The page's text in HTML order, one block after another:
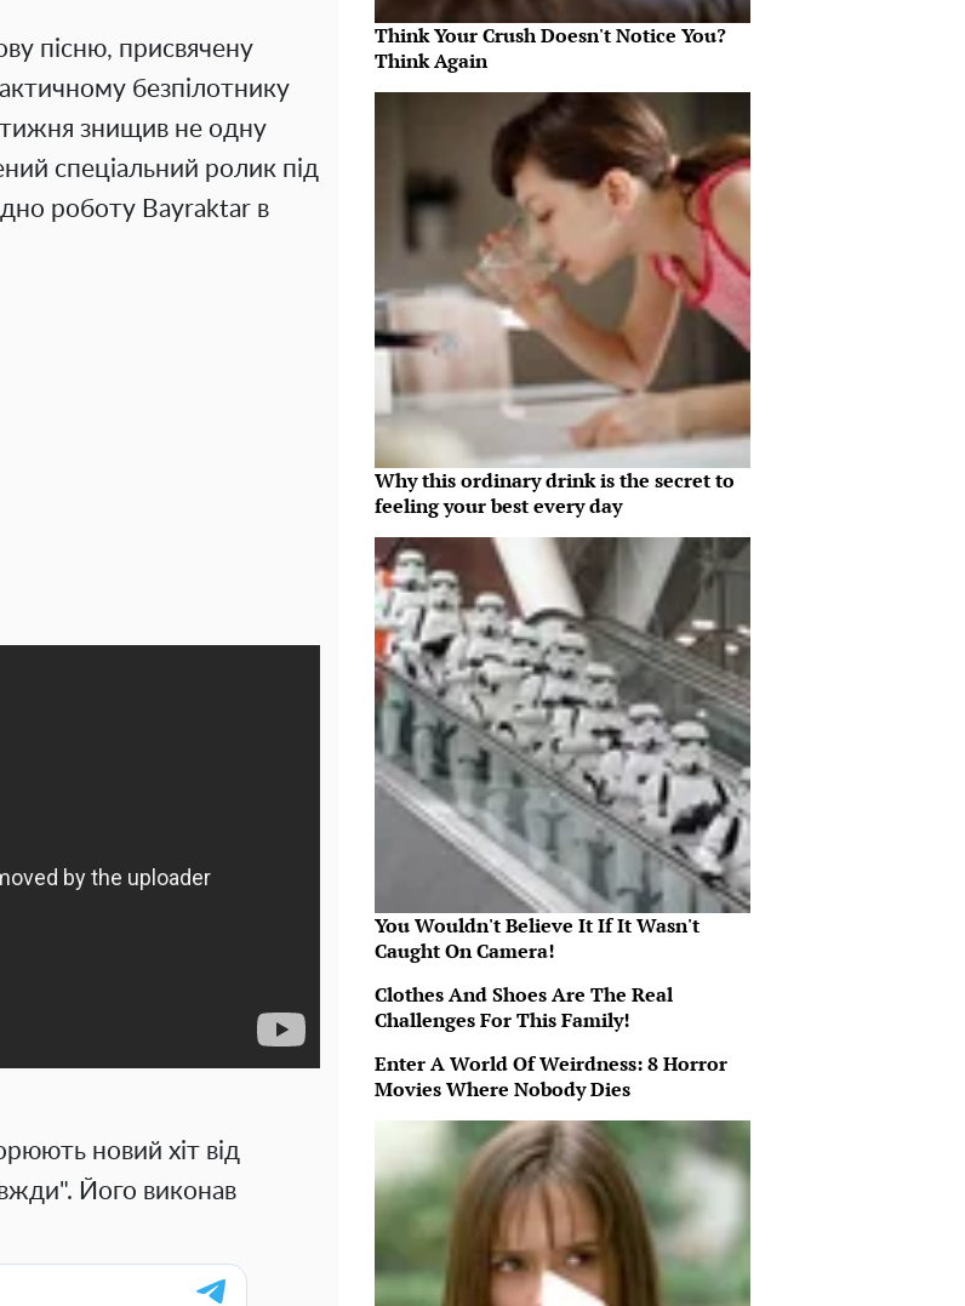
пісню, присвячену
безпілотнику
знищив не одну
спеціальний ролик під
роботу Bayraktar в
новий хіт від
Його виконав
Think Your Crush Doesn't Notice You?
Think Again
Why this ordinary drink is the secret to
feeling your best every day
You Wouldn't Believe It If It Wasn't
Caught On Camera!
Clothes And Shoes Are The Real
Challenges For This Family!
Enter A World Of Weirdness: 8 Horror
Movies Where Nobody Dies